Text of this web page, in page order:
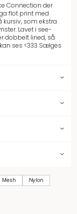
Connection der
flot print med
kursiv, som ekstra
Lavet i see-
dobbelt lined, så
ses <333 Sælges
Mesh Nylon